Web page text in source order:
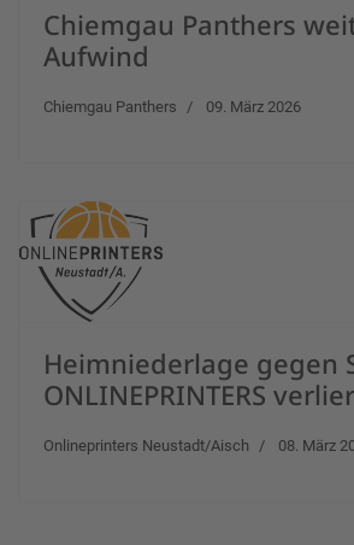
Chiemgau Panthers
Aufwind
Chiemgau Panthers 09. März 2026
Heimniederlage gegen
ONLINEPRINTERS
Onlineprinters Neustadt/Aisch 08. März